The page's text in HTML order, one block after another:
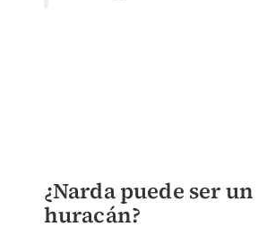
​¿Narda puede ser un
huracán?